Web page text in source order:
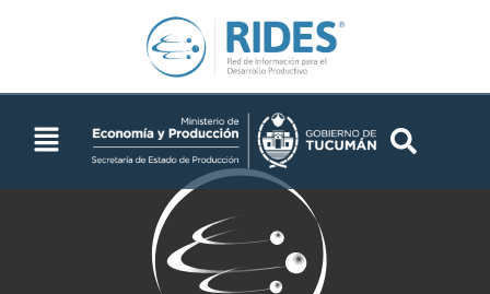
EEAOC